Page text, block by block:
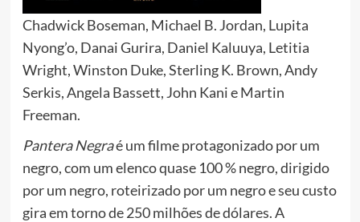
Chadwick Boseman, Michael B. Jordan, Lupita
Nyong’o, Danai Gurira, Daniel Kaluuya, Letitia
Wright, Winston Duke, Sterling K. Brown, Andy
Serkis,Angela Bassett, John Kani e Martin
Freeman.
Pantera Negraé um filme protagonizado por um
negro, com um elenco quase 100 % negro, dirigido
por um negro, roteirizado por um negro e seu custo
gira em torno de 250 milhões de dólares. A